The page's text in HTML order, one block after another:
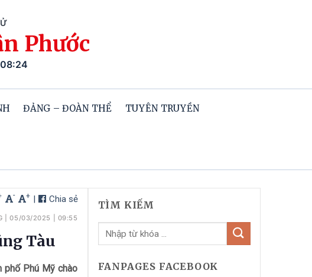
Phước
ĐẢNG – ĐOÀN THỂ TUYÊN TRUYỀN
- + | Chia sẻ
05/03/2025 09:55
Tàu
phố Phú Mỹ chào
TÌM KIẾM
FANPAGES FACEBOOK